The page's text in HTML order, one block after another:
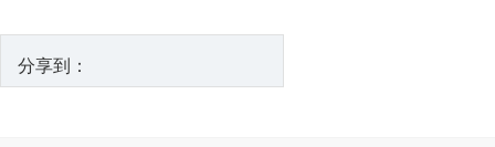
分享到：